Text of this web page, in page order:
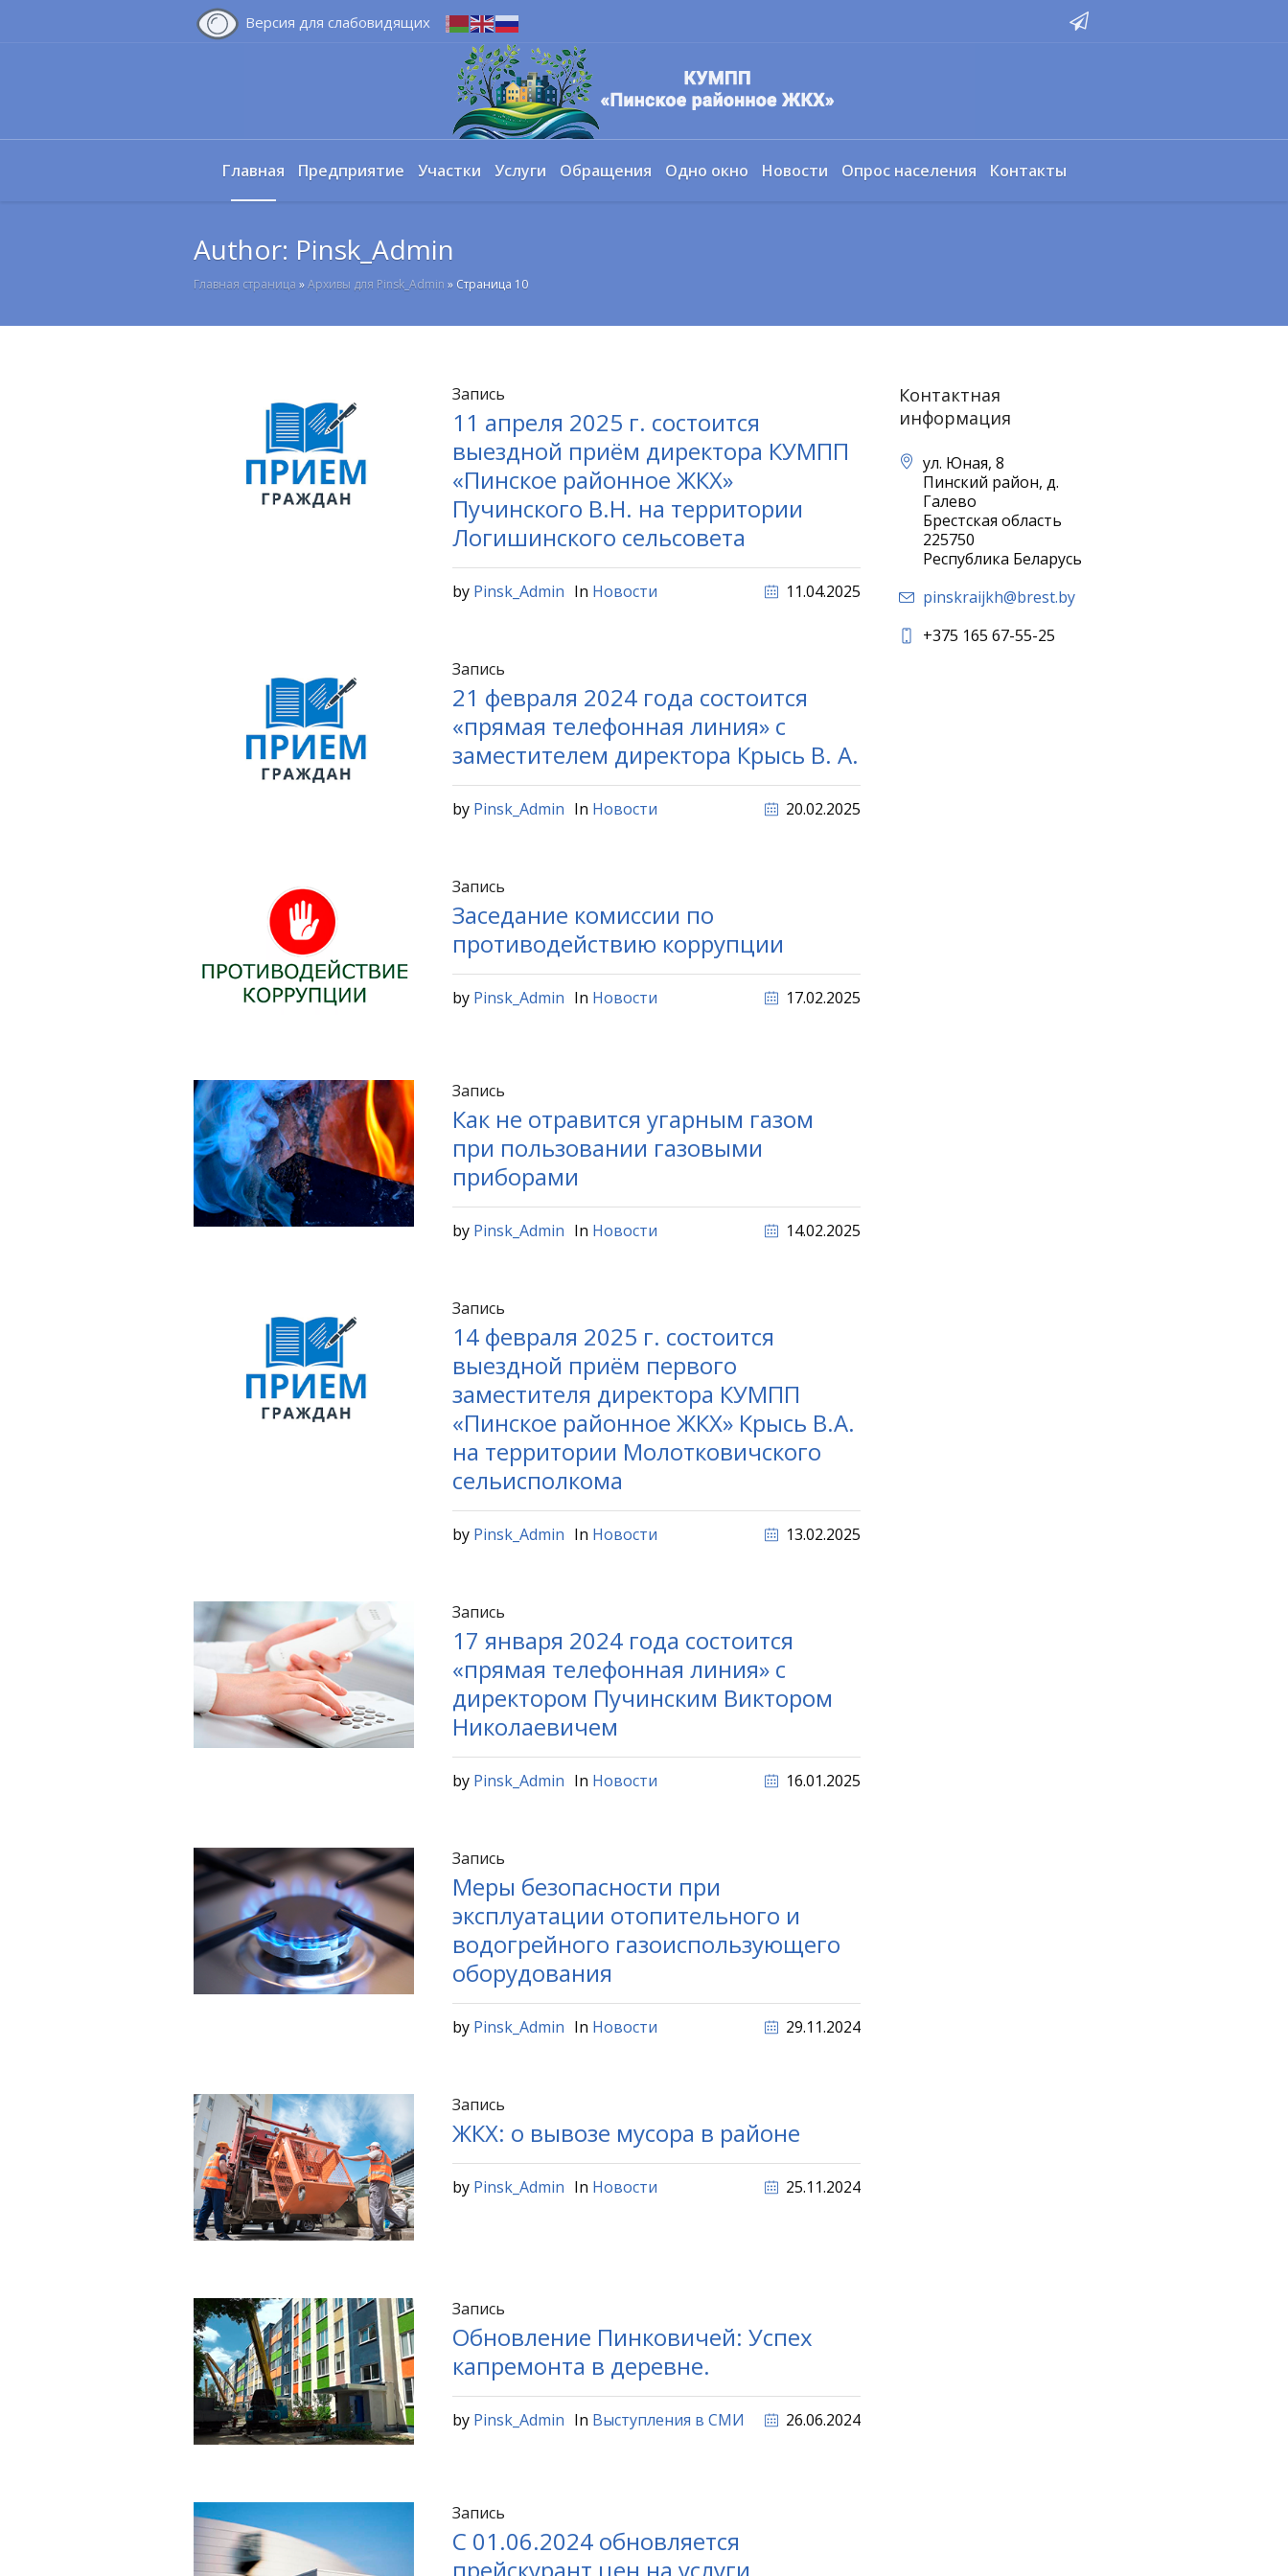
Версия для слабовидящих
Главная Предприятие Участки Услуги Обращения Одно окно Новости Опрос населения Контакты
Author: Pinsk_Admin
Главная страница »Архивы для Pinsk_Admin » Страница 10
Запись
11 апреля 2025 г. состоится
выездной приём директора КУМПП
«Пинское районное ЖКХ»
Пучинского В.Н. на территории
Логишинского сельсовета
11.04.2025
by Pinsk_Admin In Новости
Запись
21 февраля 2024 года состоится
«прямая телефонная линия» с
заместителем директора Крысь В. А.
20.02.2025
by Pinsk_Admin In Новости
Запись
Заседание комиссии по
противодействию коррупции
17.02.2025
by Pinsk_Admin In Новости
Запись
Как не отравится угарным газом
при пользовании газовыми
приборами
14.02.2025
by Pinsk_Admin In Новости
Запись
14 февраля 2025 г. состоится
выездной приём первого
заместителя директора КУМПП
«Пинское районное ЖКХ» Крысь В.А.
на территории Молотковичского
сельисполкома
13.02.2025
by Pinsk_Admin In Новости
Запись
17 января 2024 года состоится
«прямая телефонная линия» с
директором Пучинским Виктором
Николаевичем
16.01.2025
by Pinsk_Admin In Новости
Запись
Меры безопасности при
эксплуатации отопительного и
водогрейного газоиспользующего
оборудования
29.11.2024
by Pinsk_Admin In Новости
Запись
ЖКХ: о вывозе мусора в районе
25.11.2024
by Pinsk_Admin In Новости
Запись
Обновление Пинковичей: Успех
капремонта в деревне.
26.06.2024
by Pinsk_Admin In Выступления в СМИ
Запись
С 01.06.2024 обновляется
Контактная
информация
ул. Юная, 8
Пинский район, д.
Галево
Брестская область
225750
Республика Беларусь
pinskraijkh@brest.by
+375 165 67-55-25